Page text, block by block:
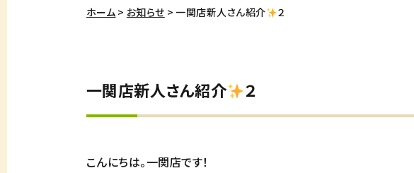
ホーム お知らせ 一関店新人さん紹介 ２
一関店新人さん紹介 ２
こんにちは。一関店です！